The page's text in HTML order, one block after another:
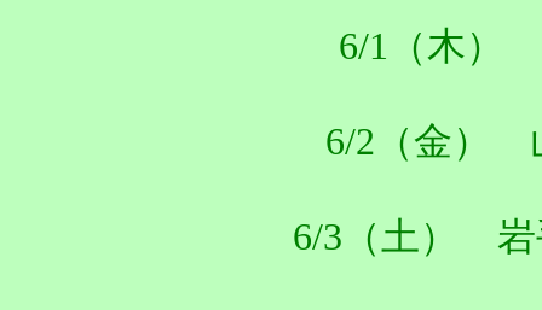
6/1（木）
6/2（金）
6/3（土） 岩